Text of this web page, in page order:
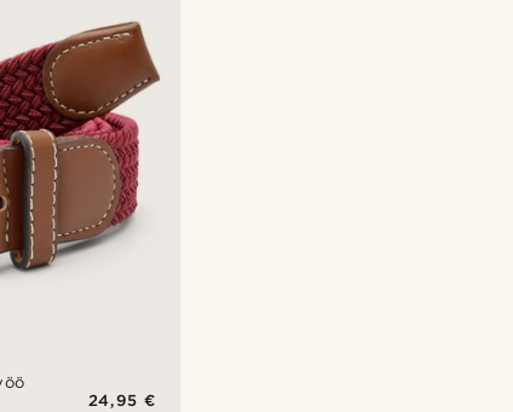
24,95 €